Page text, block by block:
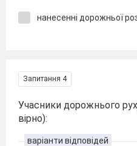
нанесенні дорожньої
Запитання 4
Учасники дорожнього
вірно):
варіанти відповідей